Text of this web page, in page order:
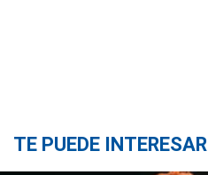
TE PUEDE INTERESAR